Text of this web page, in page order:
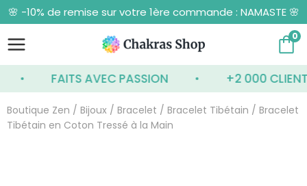
Aller
au
contenu
🌸 -10% de remise sur votre 1ère commande : NAMASTE 🌸
0
FAITS AVEC PASSION +2 000 CLIENTS
Boutique Zen / Bijoux / Bracelet / Bracelet Tibétain / Bracelet
Tibétain en Coton Tressé à la Main